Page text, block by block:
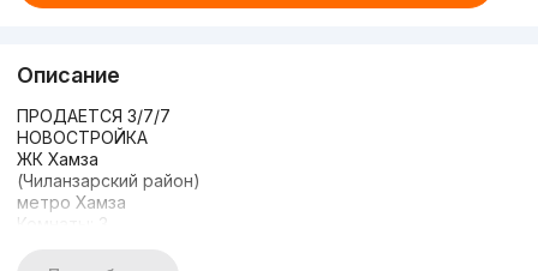
Описание
ПРОДАЕТСЯ 3/7/7
НОВОСТРОЙКА
ЖК Хамза
(Чиланзарский район)
метро Хамза
Комнаты: 3
Этажность: 7